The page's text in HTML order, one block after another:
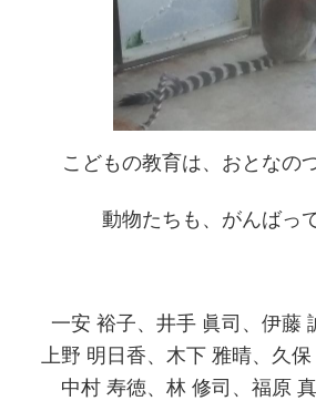
こどもの教育は、おとなの
動物たちも、がんばっ
一安 裕子、井手 眞司、伊藤
上野 明日香、木下 雅晴、久
中村 寿徳、林 修司、福原